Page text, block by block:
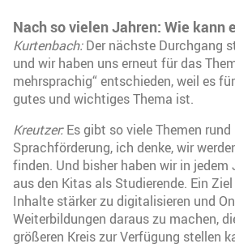
Nach so vielen Jahren: Wie kann
Kurtenbach:Der nächste Durchgang
und wir haben uns erneut für das
mehrsprachig“ entschieden, weil es
gutes und wichtiges Thema ist.
Kreutzer:Es gibt so viele Themen
Sprachförderung, ich denke, wir
finden. Und bisher haben wir in jedem
aus den Kitas als Studierende. Ein
Inhalte stärker zu digitalisieren und
Weiterbildungen daraus zu machen,
größeren Kreis zur Verfügung stellen